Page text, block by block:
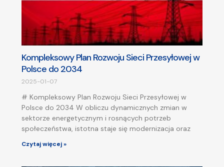
Kompleksowy Plan Rozwoju Sieci Przesyłowej w
Polsce do 2034
2025-01-07
# Kompleksowy Plan Rozwoju Sieci Przesyłowej w
Polsce do 2034 W obliczu dynamicznych zmian w
sektorze energetycznym i rosnących potrzeb
społeczeństwa, istotna staje się modernizacja oraz
Czytaj więcej »